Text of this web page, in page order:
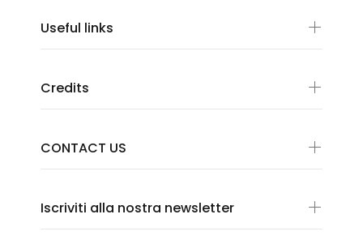
Iscriviti alla nostra newsletter
Useful links
Credits
CONTACT US